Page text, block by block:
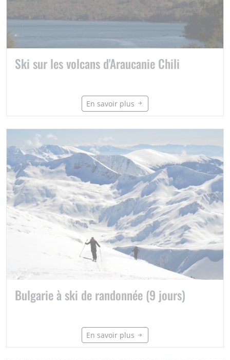
Ski sur les volcans d'Araucanie Chili
En savoir plus
Bulgarie à ski de randonnée (9 jours)
En savoir plus